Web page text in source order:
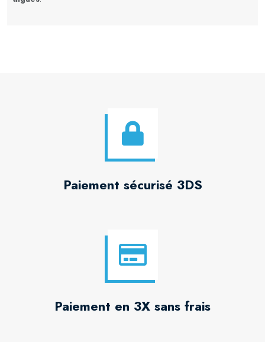
Paiement sécurisé 3DS
Paiement en 3X sans frais